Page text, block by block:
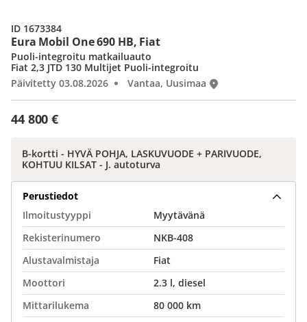
Eura Mobil One 690 HB, Fiat
44 800 €
Puoli-integroitu matkailuauto
Fiat 2,3 JTD 130 Multijet Puoli-integroitu
Päivitetty 03.08.2026
Vantaa, Uusimaa
ID 1673384
B-kortti - HYVÄ POHJA, LASKUVUODE + PARIVUODE,
KOHTUU KILSAT - J. autoturva
Perustiedot
Ilmoitustyyppi
Myytävänä
Rekisterinumero
NKB-408
Alustavalmistaja
Fiat
Moottori
2.3 l, diesel
Mittarilukema
80 000 km